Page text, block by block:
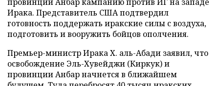
Ирака. Представитель США подтвердил
готовность поддержать иракские силы с воздуха,
подготовить и вооружить бойцов ополчения.
Премьер-министр Ирака Х. аль-Абади заявил, что
освобождение Эль-Хувейджи (Киркук) и
провинции Анбар начнется в ближайшем